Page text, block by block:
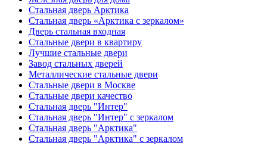
Стальная дверь Арктика
Стальная дверь «Арктика с зеркалом»
Дверь стальная входная
Стальные двери в квартиру
Лучшие стальные двери
Завод стальных дверей
Металлические стальные двери
Стальные двери в Москве
Стальные двери качество
Стальная дверь "Интер"
Стальная дверь "Интер" с зеркалом
Стальная дверь "Арктика"
Стальная дверь "Арктика" с зеркалом